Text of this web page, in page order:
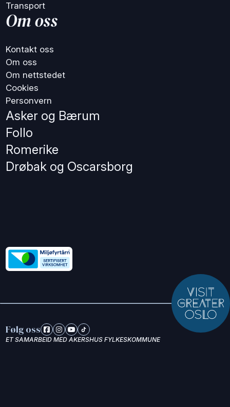
Transport
Om oss
Kontakt oss
Om oss
Om nettstedet
Cookies
Personvern
Asker og Bærum
Follo
Romerike
Drøbak og Oscarsborg
Følg oss
ET SAMARBEID MED AKERSHUS FYLKESKOMMUNE